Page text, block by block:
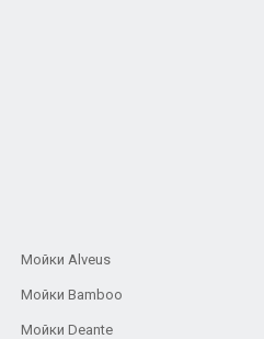
Мойки Alveus
Мойки Bamboo
Мойки Deante